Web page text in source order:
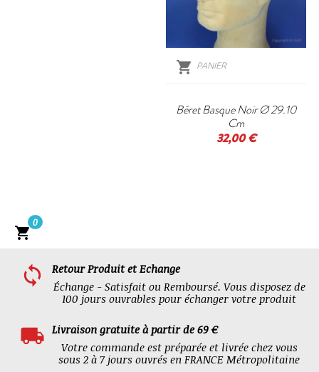
 PANIER
Béret Basque Noir Ø 29.10
Cm
32,00 €
Retour Produit et Echange
Échange - Satisfait ou Remboursé. Vous disposez de
100 jours ouvrables pour échanger votre produit
Livraison gratuite à partir de 69 €
Votre commande est préparée et livrée chez vous
sous 2 à 7 jours ouvrés en FRANCE Métropolitaine

0